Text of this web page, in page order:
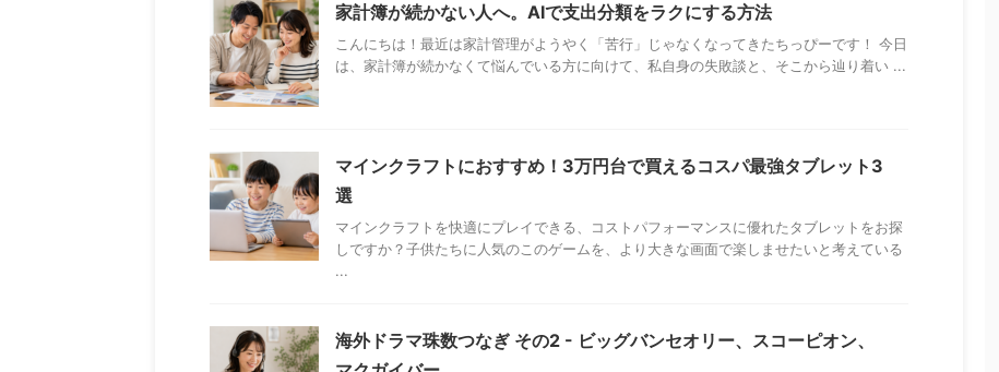
家計簿が続かない人へ。AIで支出分類をラクにする方法
こんにちは！最近は家計管理がようやく「苦行」じゃなくなってきたちっぴーです！ 今日
は、家計簿が続かなくて悩んでいる方に向けて、私自身の失敗談と、そこから辿り着い ...
マインクラフトにおすすめ！3万円台で買えるコスパ最強タブレット3
選
マインクラフトを快適にプレイできる、コストパフォーマンスに優れたタブレットをお探
しですか？子供たちに人気のこのゲームを、より大きな画面で楽しませたいと考えている
...
海外ドラマ珠数つなぎ その2 - ビッグバンセオリー、スコーピオン、